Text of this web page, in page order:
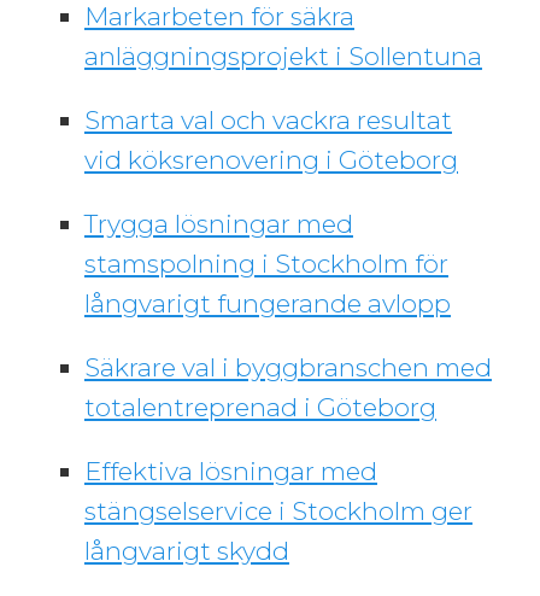
Markarbeten för säkra
anläggningsprojekt i Sollentuna
Smarta val och vackra resultat
vid köksrenovering i Göteborg
Trygga lösningar med
stamspolning i Stockholm för
långvarigt fungerande avlopp
Säkrare val i byggbranschen med
totalentreprenad i Göteborg
Effektiva lösningar med
stängselservice i Stockholm ger
långvarigt skydd